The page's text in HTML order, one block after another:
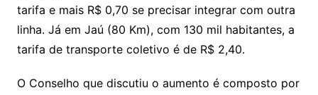
tarifa e mais R$ 0,70 se precisar integrar com outra
linha. Já em Jaú (80 Km), com 130 mil habitantes, a
tarifa de transporte coletivo é de R$ 2,40.
O Conselho que discutiu o aumento é composto por